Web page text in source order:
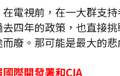
在電視前，在一大群支
四年的政策，也直接
而廢。那可能是最大的
國際開發署和CIA